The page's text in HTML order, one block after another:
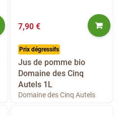
7,90 €
Prix dégressifs
Jus de pomme bio
Domaine des Cinq
Autels 1L
Domaine des Cinq Autels